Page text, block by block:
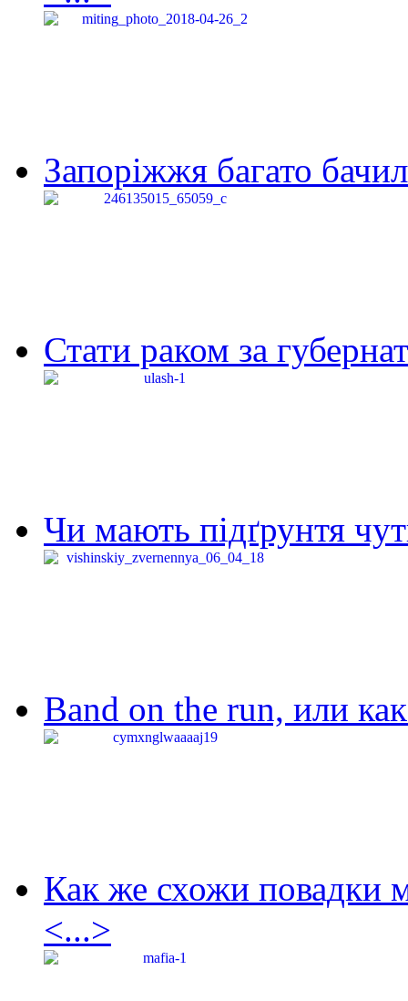
Запоріжжя багато
Стати раком за
Чи мають підґрунтя
Band on the run, или
Как же схожи повадки
<...>